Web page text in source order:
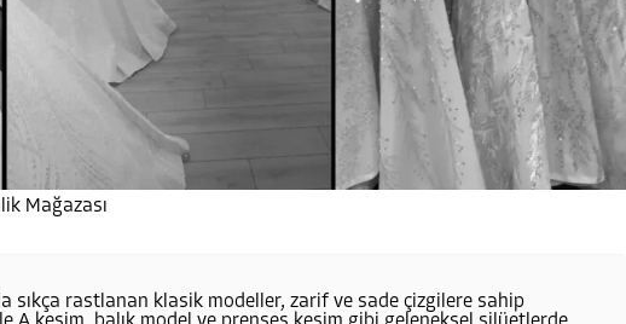
Mağazası
sıkça rastlanan klasik modeller, zarif ve sade çizgilere sahip